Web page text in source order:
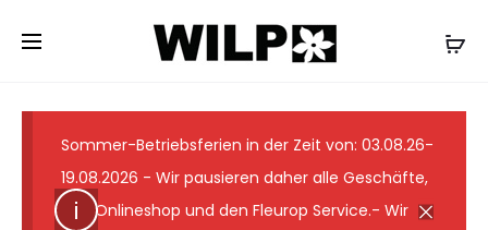
✓ Lieferung wie abgebildet ✓ Floristmeister seit 1931
✓ Günstige Versandkosten ✓ 7-Tage-
Sommer-Betriebsferien in der Zeit von: 03.08.26-
19.08.2026 - Wir pausieren daher alle Geschäfte,
den Onlineshop und den Fleurop Service.- Wir